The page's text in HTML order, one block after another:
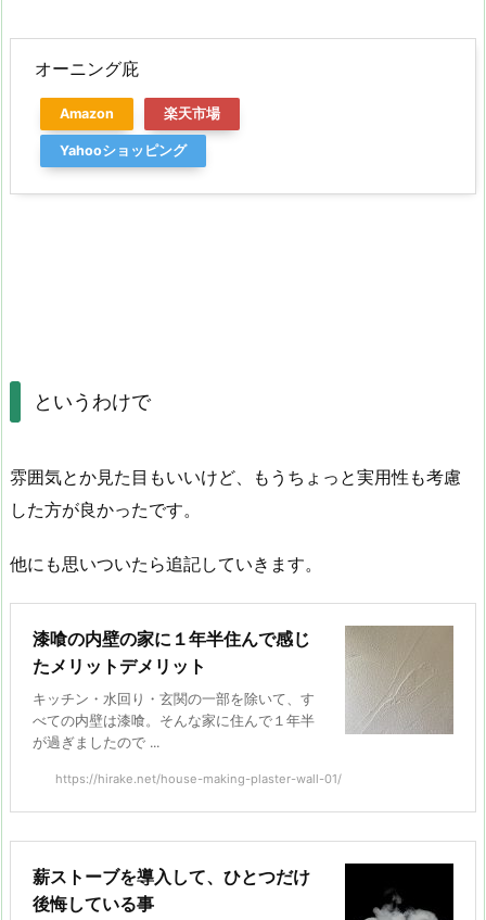
オーニング庇
Amazon 楽天市場
Yahooショッピング
というわけで
雰囲気とか見た目もいいけど、もうちょっと実用性も考慮
した方が良かったです。
他にも思いついたら追記していきます。
漆喰の内壁の家に１年半住んで感じ
たメリットデメリット
キッチン・水回り・玄関の一部を除いて、す
べての内壁は漆喰。そんな家に住んで１年半
が過ぎましたので ...
https://hirake.net/house-making-plaster-wall-01/
薪ストーブを導入して、ひとつだけ
後悔している事